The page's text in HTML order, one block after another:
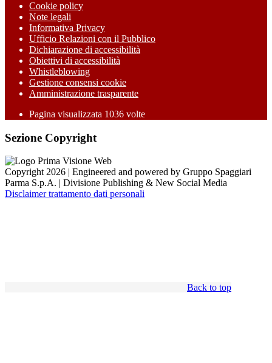
Cookie policy
Note legali
Informativa Privacy
Ufficio Relazioni con il Pubblico
Dichiarazione di accessibilità
Obiettivi di accessibilità
Whistleblowing
Gestione consensi cookie
Amministrazione trasparente
Pagina visualizzata 1036 volte
Sezione Copyright
Copyright 2026 | Engineered and powered by Gruppo Spaggiari
Parma S.p.A. | Divisione Publishing & New Social Media
Disclaimer trattamento dati personali
Back to top